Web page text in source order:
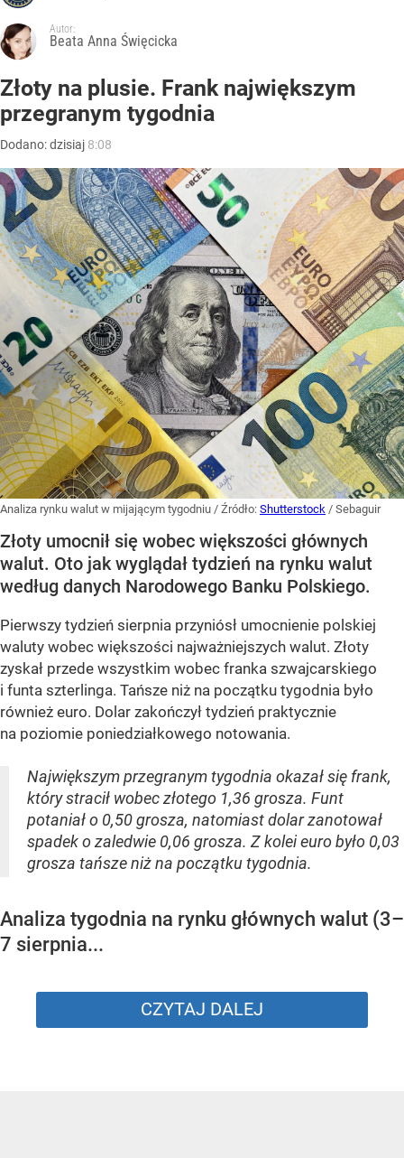
Autor:
Beata Anna Święcicka
Złoty na plusie. Frank największym
przegranym tygodnia
Dodano:dzisiaj 8:08
Analiza rynku walut w mijającym tygodniu / Źródło: Shutterstock / Sebaguir
Złoty umocnił się wobec większości głównych
walut. Oto jak wyglądał tydzień na rynku walut
według danych Narodowego Banku Polskiego.
Pierwszy tydzień sierpnia przyniósł umocnienie polskiej
waluty wobec większości najważniejszych walut. Złoty
zyskał przede wszystkim wobec franka szwajcarskiego
i funta szterlinga. Tańsze niż na początku tygodnia było
również euro. Dolar zakończył tydzień praktycznie
na poziomie poniedziałkowego notowania.
Największym przegranym tygodnia okazał się frank,
który stracił wobec złotego 1,36 grosza. Funt
potaniał o 0,50 grosza, natomiast dolar zanotował
spadek o zaledwie 0,06 grosza. Z kolei euro było 0,03
grosza tańsze niż na początku tygodnia.
Analiza tygodnia na rynku głównych walut (3–
7 sierpnia...
CZYTAJ DALEJ